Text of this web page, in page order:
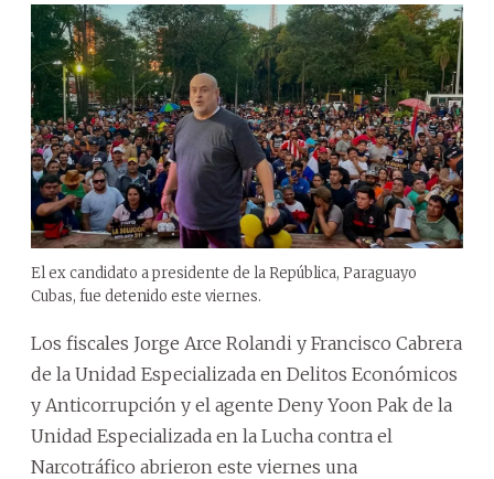
El ex candidato a presidente de la República, Paraguayo
Cubas, fue detenido este viernes.
Los fiscales Jorge Arce Rolandi y Francisco Cabrera
de la Unidad Especializada en Delitos Económicos
y Anticorrupción y el agente Deny Yoon Pak de la
Unidad Especializada en la Lucha contra el
Narcotráfico abrieron este viernes una